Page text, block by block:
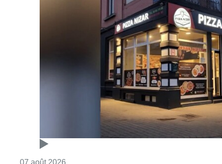
Consulter l'article "Pizza Nizar: un coup de
Foire du Midi: les visiteurs au
rendez-vous grâce à la météo